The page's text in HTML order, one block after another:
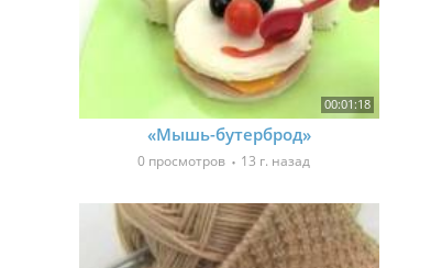
00:01:18
«Мышь-бутерброд»
0 просмотров 13 г. назад